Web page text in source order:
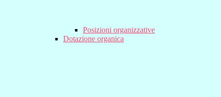
Posizioni organizzative
Dotazione organica